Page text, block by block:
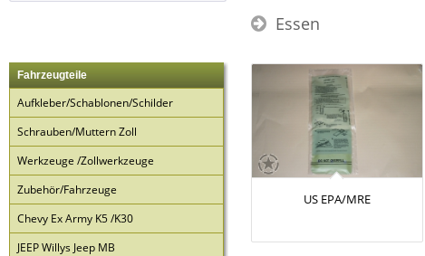
Essen
Fahrzeugteile
Aufkleber/Schablonen/Schilder
Schrauben/Muttern Zoll
Werkzeuge /Zollwerkzeuge
Zubehör/Fahrzeuge
Chevy Ex Army K5 /K30
JEEP Willys Jeep MB
US EPA/MRE